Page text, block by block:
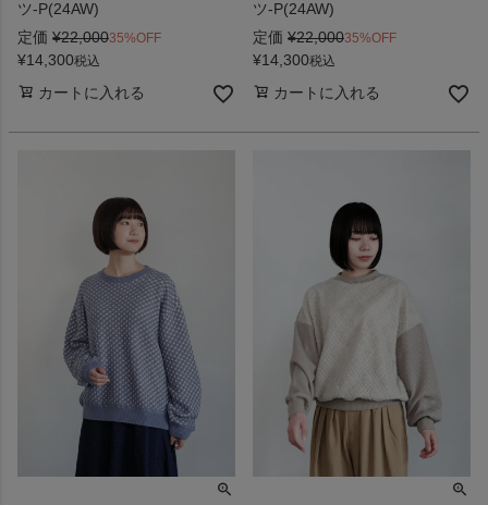
ツ-P(24AW)
定価 ¥22,00035%OFF
¥14,300税込
カートに入れる
ツ-P(24AW)
定価 ¥22,00035%OFF
¥14,300税込
カートに入れる